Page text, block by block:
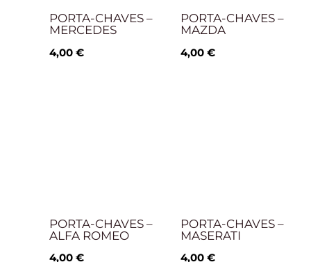
PORTA-CHAVES –
MERCEDES
4,00 €
PORTA-CHAVES –
MAZDA
4,00 €
PORTA-CHAVES –
ALFA ROMEO
4,00 €
PORTA-CHAVES –
MASERATI
4,00 €